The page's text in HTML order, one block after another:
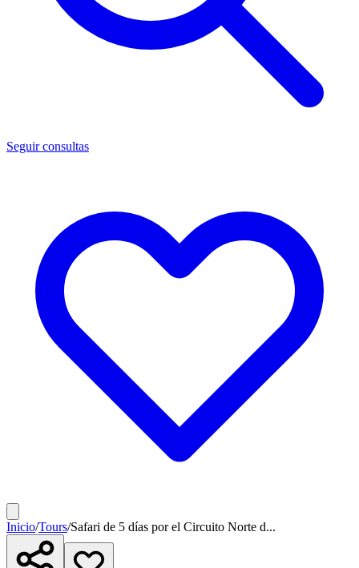
Seguir consultas
Inicio/Tours/Safari de 5 días por el Circuito Norte d...